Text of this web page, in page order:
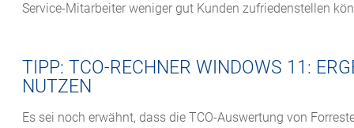
Service-Mitarbeiter weniger gut Kunden zufriedenstellen
TIPP: TCO-RECHNER WINDOWS 11:
NUTZEN
Es sei noch erwähnt, dass die TCO-Auswertung von